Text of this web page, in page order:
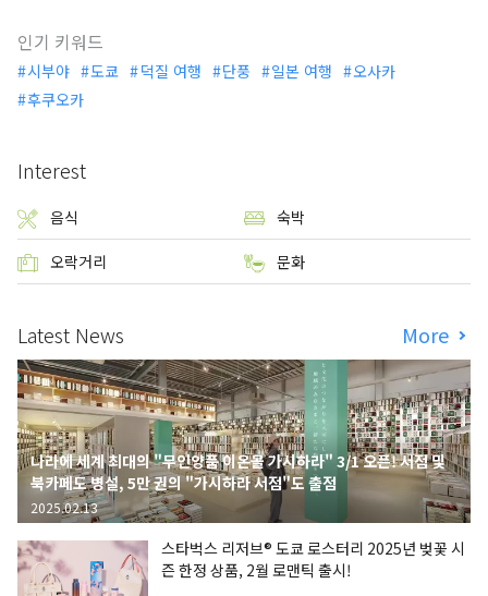
인기 키워드
시부야 도쿄 덕질 여행 단풍 일본 여행
오사카
후쿠오카
Interest
음식 숙박
오락거리 문화
Latest News More
나라에 세계 최대의 "무인양품 이온몰 가시하라" 3/1 오픈! 서점 및
북카페도 병설, 5만 권의 "가시하라 서점"도 출점
2025.02.13
스타벅스 리저브® 도쿄 로스터리 2025년 벚꽃 시
즌 한정 상품, 2월 로맨틱 출시!